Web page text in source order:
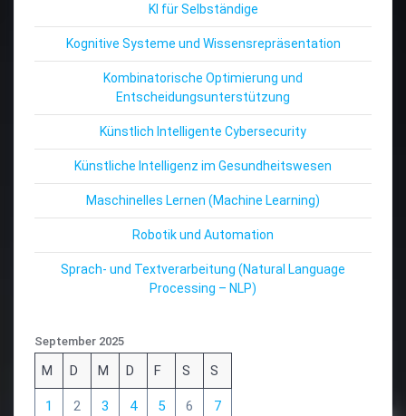
KI für Selbständige
Kognitive Systeme und Wissensrepräsentation
Kombinatorische Optimierung und
Entscheidungsunterstützung
Künstlich Intelligente Cybersecurity
Künstliche Intelligenz im Gesundheitswesen
Maschinelles Lernen (Machine Learning)
Robotik und Automation
Sprach- und Textverarbeitung (Natural Language
Processing – NLP)
September 2025
M D M D F S S
1 2 3 4 5 6 7